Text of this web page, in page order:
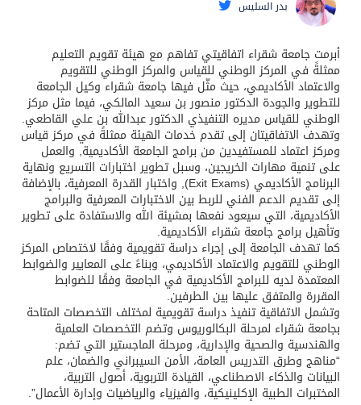
بدر السليس
أبرمت جامعة شقراء اتفاقيتي تفاهم مع هيئة تقويم التعليم
ممثلةً في المركز الوطني للقياس والمركز الوطني للتقويم
والاعتماد الأكاديمي، حيث مثّل فيها جامعة شقراء وكيل الجامعة
للتطوير والجودة الدكتور منصور بن سعيد المالكي، فيما مثل مركز
الوطني للقياس مديره التنفيذي الدكتور عبدالله بن علي القاطعي.
وتهدف الاتفاقيتان إلى تقدم خدمات الهيئة ممثلةً في مركز قياس
ومركز اعتماد للمستفيدين من برامج الجامعة الأكاديمية, والعمل
على تنمية مهارات الخريجين، وسبل تطوير اختبارات التسريع ونهاية
البرنامج الأكاديمي (Exit Exams), واختبار القدرة المعرفية، بالإضافة
إلى تقديم الدعم الفني للربط بين الاختبارات المعرفية والبرامج
الأكاديمية، التي سيعود نفعها بمشيئة الله والاستفادة على تطوير
وتأهيل برامج جامعة شقراء الأكاديمية.
كما تهدف الجامعة إلى إجراء دراسة تقويمية وفقًا لاختصاص المركز
الوطني للتقويم والاعتماد الأكاديمي، وبناءً على المعايير والضوابط
المعتمدة لديه للبرامج الأكاديمية في الجامعة وفقًا للضوابط
المقررة والمتفق عليها بين الطرفين.
وتشمل الاتفاقية تنفيذ دراسة تقويمية لمختلف التخصصات المتاحة
بجامعة شقراء لمرحلة البكالوريوس وتضم التخصصات العلمية
والهندسية والصحية والإدارية، ومرحلة الماجستير التي تضم:
“مناهج وطرق التدريس العامة، الأمن السيبراني والضمان، علم
البيانات والذكاء الاصطناعي، القيادة التربوية، أصول التربية،
المختبرات الطبية الإكلينيكية، والفيزياء والرياضيات وإدارة الأعمال”.